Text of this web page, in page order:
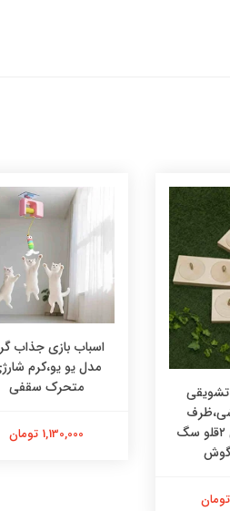
هوشی چوبی ۲قلو سگ
اسباب بازی جذاب
مدل یو یو،کرم
متحرک سقفی
1,130,000 تومان